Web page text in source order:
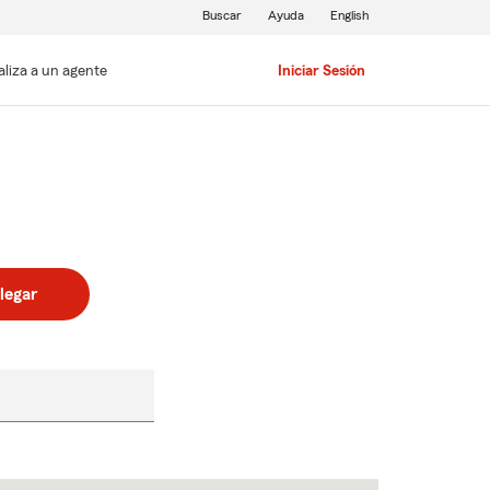
a un agente Iniciar Sesión
Buscar Ayuda English